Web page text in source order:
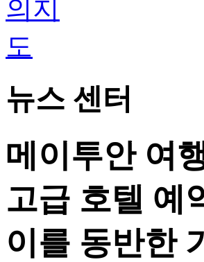
뉴스 센터
메이투안 여
고급 호텔 예
이를 동반한